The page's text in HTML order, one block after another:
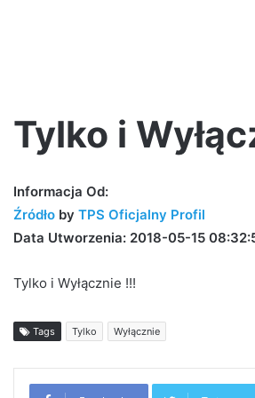
Tylko i
Informacja Od:
Źródło by TPS Oficjalny Profil
Data Utworzenia: 2018-05-15
Tylko i Wyłącznie !!!
Tags Tylko Wyłącznie
Pawbeats
wspomina
początki
branży?
latJak Pawbeats